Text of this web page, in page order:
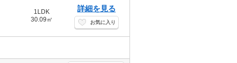
1LDK
30.09㎡
詳細を見る
お気に入り